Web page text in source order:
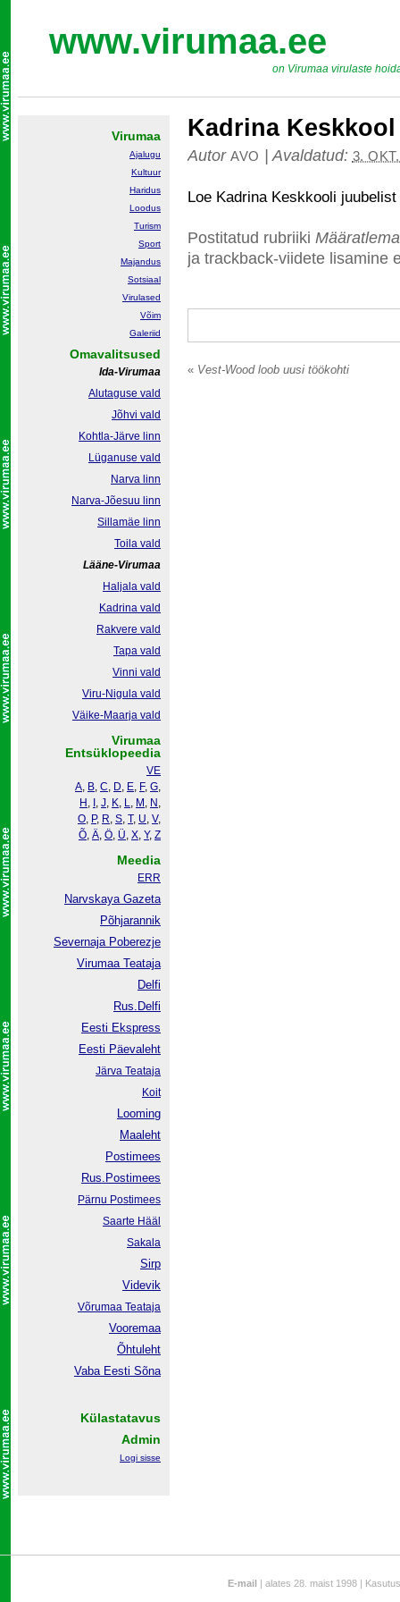
www.virumaa.ee
on Virumaa virulaste
Kadrina Keskkool
Autor AVO |Avaldatud: 3.
Loe Kadrina Keskkooli
Postitatud rubriiki
ja trackback-viidete lisamine
« Vest-Wood loob uusi töökohti
Virumaa
Ajalugu
Kultuur
Haridus
Loodus
Turism
Sport
Majandus
Sotsiaal
Virulased
Võim
Galeriid
Omavalitsused
Ida-Virumaa
Alutaguse vald
Jõhvi vald
Kohtla-Järve linn
Lüganuse vald
Narva linn
Narva-Jõesuu linn
Sillamäe linn
Toila vald
Lääne-Virumaa
Haljala vald
Kadrina vald
Rakvere vald
Tapa vald
Vinni vald
Viru-Nigula vald
Väike-Maarja vald
Virumaa
Entsüklopeedia
VE
A, B, C, D, E, F, G,
H , , J, K, L, M , N ,
O, P, R, S, T, U, V,
Õ, Ä, Ö, Ü, X, Y, Z
Meedia
ERR
Narvskaya Gazeta
Põhjarannik
Severnaja Poberezje
Virumaa Teataja
Delfi
Rus.Delfi
Eesti Ekspress
Eesti Päevaleht
Järva Teataja
Koit
Looming
Maaleht
Postimees
Rus.Postimees
Pärnu Postimees
Saarte Hääl
Sakala
Sirp
Videvik
Võrumaa Teataja
Vooremaa
Õhtuleht
Vaba Eesti Sõna
Külastatavus
Admin
Logi sisse
E-mail | alates 28. maist 1998 |